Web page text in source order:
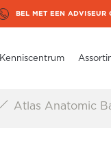
BEL MET EEN
Kenniscentrum
Atlas Anatomic